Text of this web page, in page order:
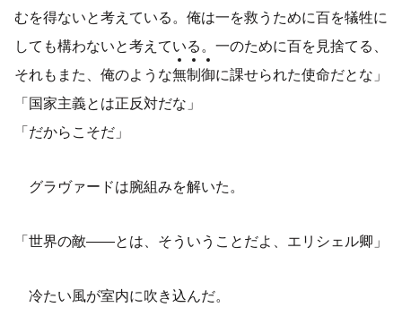
むを得ないと考えている。俺は一を救うために百を犠牲に
しても構わないと考えている。一のために百を見捨てる、
それもまた、俺のような無制御に課せられた使命だとな」
「国家主義とは正反対だな」
「だからこそだ」
グラヴァードは腕組みを解いた。
「世界の敵――とは、そういうことだよ、エリシェル卿」
冷たい風が室内に吹き込んだ。